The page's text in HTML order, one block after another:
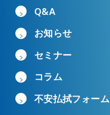
Q&A
お知らせ
セミナー
コラム
不安払拭フォーム